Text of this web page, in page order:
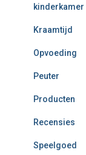
kinderkamer
Kraamtijd
Opvoeding
Peuter
Producten
Recensies
Speelgoed